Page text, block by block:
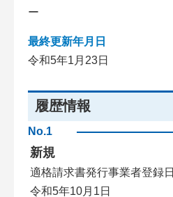
ー
最終更新年月日
令和5年1月23日
履歴情報
No.1
新規
適格請求書発行事業者登録日
令和5年10月1日